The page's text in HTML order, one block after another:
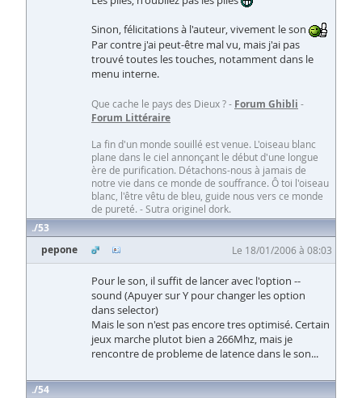
Sinon, félicitations à l'auteur, vivement le son
Par contre j'ai peut-être mal vu, mais j'ai pas
trouvé toutes les touches, notamment dans le
menu interne.
Que cache le pays des Dieux ? - Forum Ghibli -
Forum Littéraire
La fin d'un monde souillé est venue. L'oiseau blanc
plane dans le ciel annonçant le début d'une longue
ère de purification. Détachons-nous à jamais de
notre vie dans ce monde de souffrance. Ô toi l'oiseau
blanc, l'être vêtu de bleu, guide nous vers ce monde
de pureté. - Sutra originel dork.
53
pepone
Le 18/01/2006 à 08:03
Pour le son, il suffit de lancer avec l'option --
sound (Apuyer sur Y pour changer les option
dans selector)
Mais le son n'est pas encore tres optimisé. Certain
jeux marche plutot bien a 266Mhz, mais je
rencontre de probleme de latence dans le son...
54